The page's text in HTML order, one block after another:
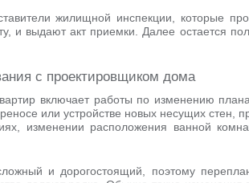
жилищной инспекции, которые
и выдают акт приемки. Далее остается
с проектировщиком дома
включает работы по изменению
или устройстве новых несущих стен,
изменении расположения ванной
и дорогостоящий, поэтому